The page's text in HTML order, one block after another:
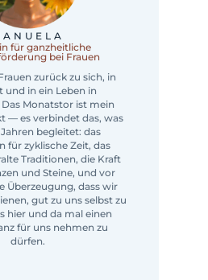
für ganzheitliche
bei Frauen
zurück zu sich, in
und in ein Leben in
Monatstor ist mein
— es verbindet das, was
begleitet: das
für zyklische Zeit, das
Traditionen, die Kraft
und Steine, und vor
Überzeugung, dass wir
gut zu uns selbst zu
hier und da mal einen
für uns nehmen zu
dürfen.